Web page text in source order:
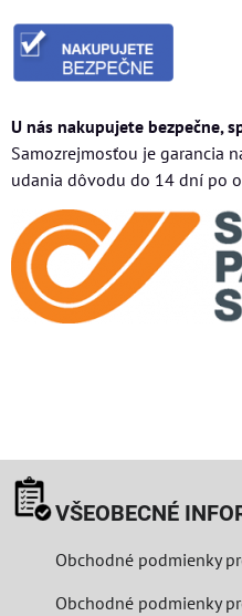
U nás nakupujete bezpečne,
Samozrejmosťou je garancia
udania dôvodu do 14 dní po
VŠEOBECNÉ
Obchodné podmienky
Obchodné podmienky